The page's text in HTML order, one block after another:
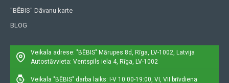
"BĒBIS" Dāvanu karte
BLOG
Veikala adrese: "BĒBIS" Mārupes 8d, Rīga, LV-1002, Latvija
Autostāvvieta: Ventspils iela 4, Rīga, LV-1002
Veikala "BĒBIS" darba laiks: I-V 10:00-19:00, VI, VII brīvdiena